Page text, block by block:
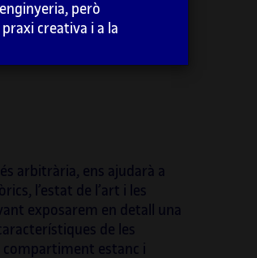
arbitrària, ens ajudarà a
l’estat de l’art i les
exposarem en detall una
de les
compartiment estanc i
però
creativa i a la
i híbrids d’investigació
a la Universitat
del grau d’Arts, del
grau de Disseny i
de la revista